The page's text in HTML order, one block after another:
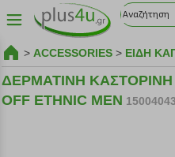
> ACCESSORIES > ΕΙΔΗ
ΔΕΡΜΑΤΙΝΗ
OFF ETHNIC MEN